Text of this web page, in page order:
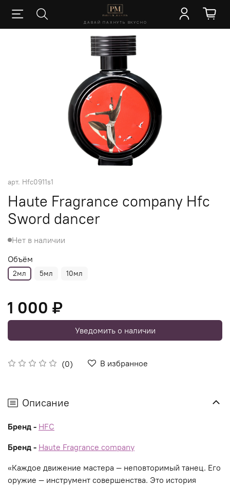
ДАВАЙ ПАХНУТЬ ВКУСНО
арт. Hfc0911s1
Haute Fragrance company Hfc
Sword dancer
(0) В избранное
Нет в наличии
Объём
2мл 5мл 10мл
1 000 ₽
Уведомить о наличии
Описание
Бренд - HFC
Бренд - Haute Fragrance company
«Каждое движение мастера — неповторимый танец. Его
оружие — инструмент совершенства. Это история